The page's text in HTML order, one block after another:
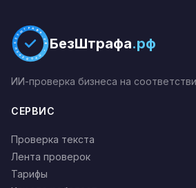
БЕЗШТРАФА.РФ * ПРОВЕРЕНО *БезШтрафа.рф
ИИ-проверка бизнеса на
СЕРВИС
Проверка текста
Лента проверок
Тарифы